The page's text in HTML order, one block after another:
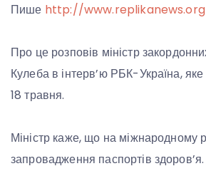
Пише http://www.replikanews.org
Про це розповів міністр
Кулеба в інтерв’ю РБК-Україна,
18 травня.
Міністр каже, що на міжнародному
запровадження паспортів